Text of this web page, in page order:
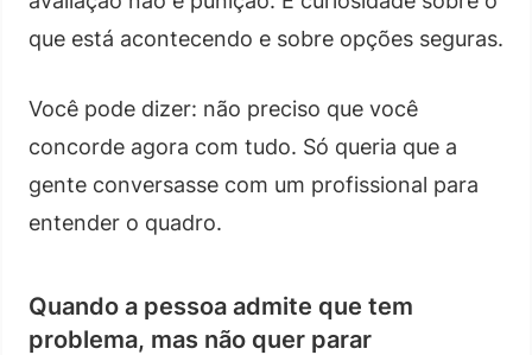
que está acontecendo e sobre opções seguras.
Você pode dizer: não preciso que você
concorde agora com tudo. Só queria que a
gente conversasse com um profissional para
entender o quadro.
Quando a pessoa admite que tem
problema, mas não quer parar